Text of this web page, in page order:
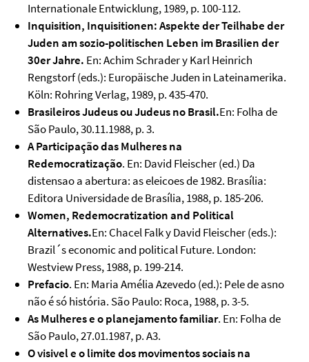
Internationale Entwicklung, 1989, p. 100-112.
Inquisition, Inquisitionen: Aspekte der Teilhabe der
Juden am sozio-politischen Leben im Brasilien der
30er Jahre. En: Achim Schrader y Karl Heinrich
Rengstorf (eds.): Europäische Juden in Lateinamerika.
Köln: Rohring Verlag, 1989, p. 435-470.
Brasileiros Judeus ou Judeus no Brasil.En: Folha de
São Paulo, 30.11.1988, p. 3.
A Participação das Mulheres na
Redemocratização. En: David Fleischer (ed.) Da
distensao a abertura: as eleicoes de 1982. Brasília:
Editora Universidade de Brasília, 1988, p. 185-206.
Women, Redemocratization and Political
Alternatives.En: Chacel Falk y David Fleischer (eds.):
Brazil´s economic and political Future. London:
Westview Press, 1988, p. 199-214.
Prefacio. En: Maria Amélia Azevedo (ed.): Pele de asno
não é só história. São Paulo: Roca, 1988, p. 3-5.
As Mulheres e o planejamento familiar. En: Folha de
São Paulo, 27.01.1987, p. A3.
O visivel e o limite dos movimentos sociais na